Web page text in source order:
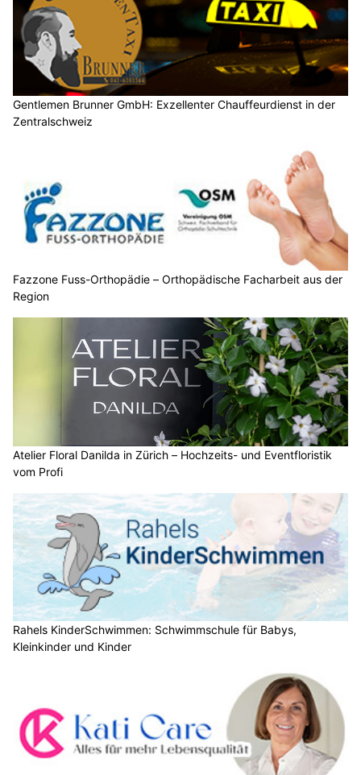
Gentlemen Brunner GmbH: Exzellenter Chauffeurdienst in der
Zentralschweiz
Fazzone Fuss-Orthopädie – Orthopädische Facharbeit aus der
Region
Atelier Floral Danilda in Zürich – Hochzeits- und Eventfloristik
vom Profi
Rahels KinderSchwimmen: Schwimmschule für Babys,
Kleinkinder und Kinder